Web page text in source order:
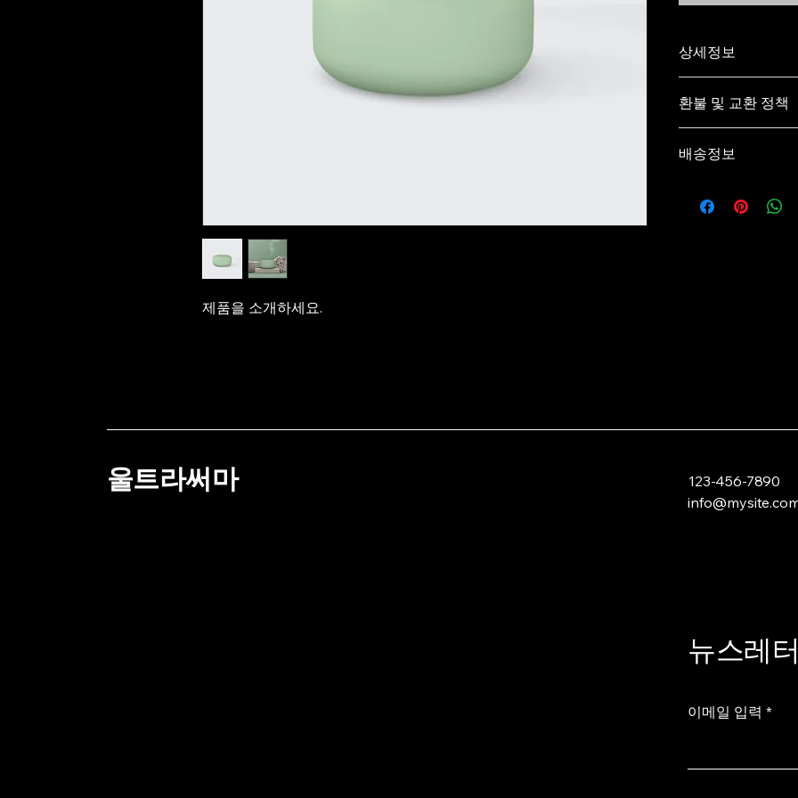
제품을 소개하세요.
상세정보
방법 등 친절하고 상
환불 및 교환 정책
정보를 제공하세요.
배송정보
한 설명은 소비자들
울트라써마
123-456-7890
뉴스레
이메일 입력